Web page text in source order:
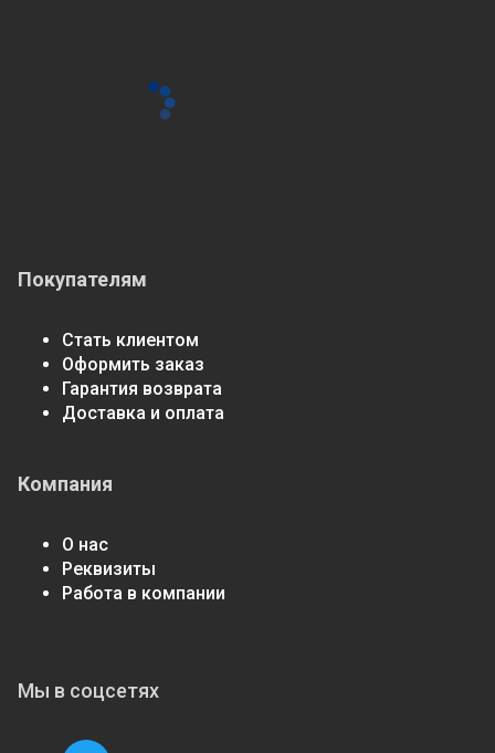
Покупателям
Стать клиентом
Оформить заказ
Гарантия возврата
Доставка и оплата
Компания
О нас
Реквизиты
Работа в компании
Мы в соцсетях